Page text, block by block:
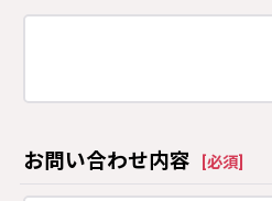
お問い合わせ内容 必須